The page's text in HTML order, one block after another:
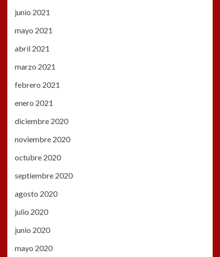
junio 2021
mayo 2021
abril 2021
marzo 2021
febrero 2021
enero 2021
diciembre 2020
noviembre 2020
octubre 2020
septiembre 2020
agosto 2020
julio 2020
junio 2020
mayo 2020